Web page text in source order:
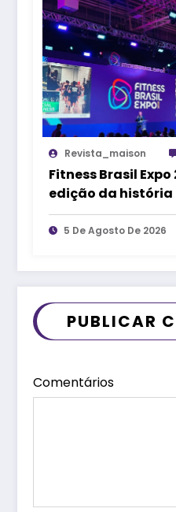
Revista_maison
Fitness Brasil
edição da história
5 De Agosto De 2026
PUBLICAR
Comentários